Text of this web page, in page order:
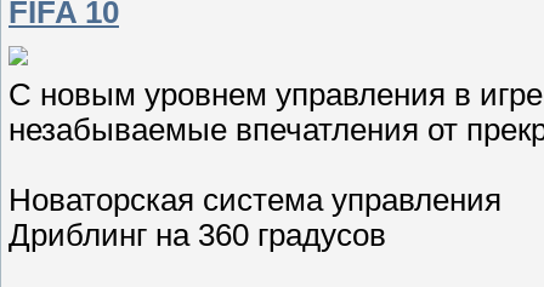
FIFA 10
С новым уровнем управления в
незабываемые впечатления от
Новаторская система управления
Дриблинг на 360 градусов